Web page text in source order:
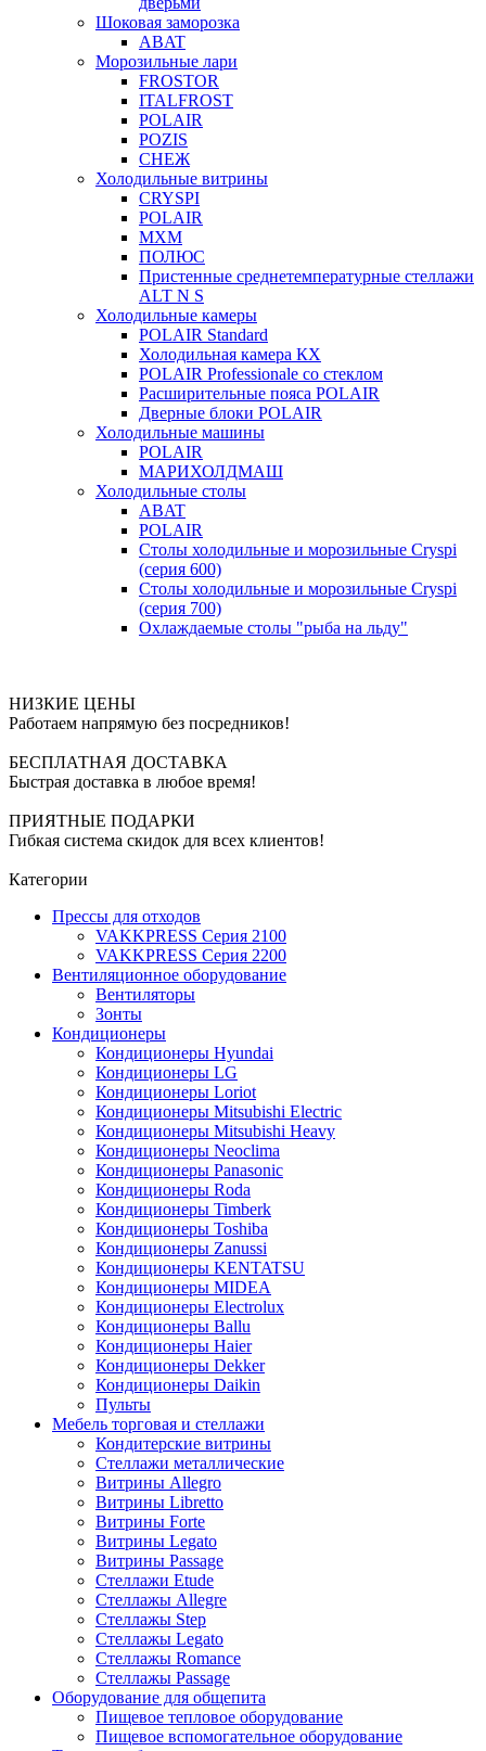
Шоковая заморозка
ABAT
Морозильные лари
FROSTOR
ITALFROST
POLAIR
POZIS
СНЕЖ
Холодильные витрины
CRYSPI
POLAIR
МХМ
ПОЛЮС
Пристенные среднетемпературные стеллажи
ALT N S
Холодильные камеры
POLAIR Standard
Холодильная камера КХ
POLAIR Professionale со стеклом
Расширительные пояса POLAIR
Дверные блоки POLAIR
Холодильные машины
POLAIR
МАРИХОЛДМАШ
Холодильные столы
ABAT
POLAIR
Столы холодильные и морозильные Cryspi
(серия 600)
Столы холодильные и морозильные Cryspi
(серия 700)
Охлаждаемые столы "рыба на льду"
НИЗКИЕ ЦЕНЫ
Работаем напрямую без посредников!
БЕСПЛАТНАЯ ДОСТАВКА
Быстрая доставка в любое время!
ПРИЯТНЫЕ ПОДАРКИ
Гибкая система скидок для всех клиентов!
Категории
Прессы для отходов
VAKKPRESS Серия 2100
VAKKPRESS Серия 2200
Вентиляционное оборудование
Вентиляторы
Зонты
Кондиционеры
Кондиционеры Hyundai
Кондиционеры LG
Кондиционеры Loriot
Кондиционеры Mitsubishi Electric
Кондиционеры Mitsubishi Heavy
Кондиционеры Neoclima
Кондиционеры Panasonic
Кондиционеры Roda
Кондиционеры Timberk
Кондиционеры Toshiba
Кондиционеры Zanussi
Кондиционеры KENTATSU
Кондиционеры MIDEA
Кондиционеры Electrolux
Кондиционеры Ballu
Кондиционеры Haier
Кондиционеры Dekker
Кондиционеры Daikin
Пульты
Мебель торговая и стеллажи
Кондитерские витрины
Стеллажи металлические
Витрины Allegro
Витрины Libretto
Витрины Forte
Витрины Legato
Витрины Passage
Стеллажи Etude
Стеллажы Allegre
Стеллажы Step
Стеллажы Legato
Стеллажы Romance
Стеллажы Passage
Оборудование для общепита
Пищевое тепловое оборудование
Пищевое вспомогательное оборудование